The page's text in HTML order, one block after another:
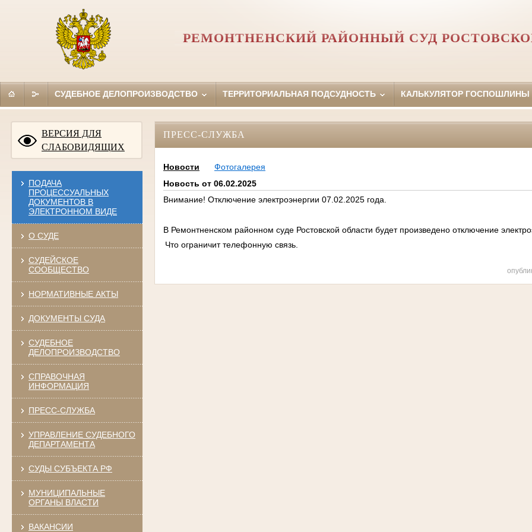
РЕМОНТНЕНСКИЙ РАЙОННЫЙ СУД
СУДЕБНОЕ ДЕЛОПРОИЗВОДСТВО ТЕРРИТОРИАЛЬНАЯ ПОДСУДНОСТЬ КАЛЬКУЛЯТОР ГОСПОШЛИНЫ
ВЕРСИЯ ДЛЯ
СЛАБОВИДЯЩИХ
ПОДАЧА
ПРОЦЕССУАЛЬНЫХ
ДОКУМЕНТОВ В
ЭЛЕКТРОННОМ ВИДЕ
О СУДЕ
СУДЕЙСКОЕ
СООБЩЕСТВО
НОРМАТИВНЫЕ АКТЫ
ДОКУМЕНТЫ СУДА
СУДЕБНОЕ
ДЕЛОПРОИЗВОДСТВО
СПРАВОЧНАЯ
ИНФОРМАЦИЯ
ПРЕСС-СЛУЖБА
УПРАВЛЕНИЕ СУДЕБНОГО
ДЕПАРТАМЕНТА
СУДЫ СУБЪЕКТА РФ
МУНИЦИПАЛЬНЫЕ
ОРГАНЫ ВЛАСТИ
ВАКАНСИИ
ПРЕСС-СЛУЖБА
Новости
Фотогалерея
Новость от 06.02.2025
Внимание! Отключение электроэнергии 07.02.2025 года.
В Ремонтненском районном суде Ростовской области будет произведено отключение
Что ограничит телефонную связь.